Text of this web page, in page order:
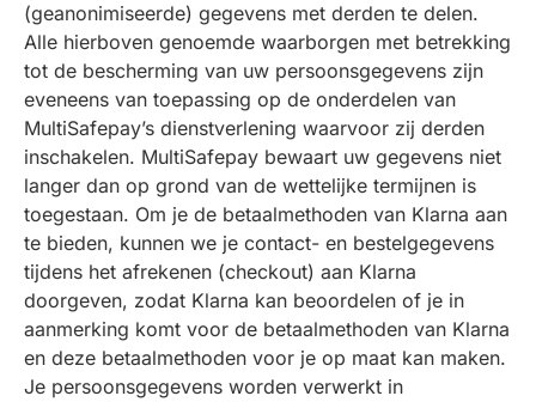
(geanonimiseerde) gegevens met derden te delen.
Alle hierboven genoemde waarborgen met betrekking
tot de bescherming van uw persoonsgegevens zijn
eveneens van toepassing op de onderdelen van
MultiSafepay’s dienstverlening waarvoor zij derden
inschakelen. MultiSafepay bewaart uw gegevens niet
langer dan op grond van de wettelijke termijnen is
toegestaan. Om je de betaalmethoden van Klarna aan
te bieden, kunnen we je contact- en bestelgegevens
tijdens het afrekenen (checkout) aan Klarna
doorgeven, zodat Klarna kan beoordelen of je in
aanmerking komt voor de betaalmethoden van Klarna
en deze betaalmethoden voor je op maat kan maken.
Je persoonsgegevens worden verwerkt in